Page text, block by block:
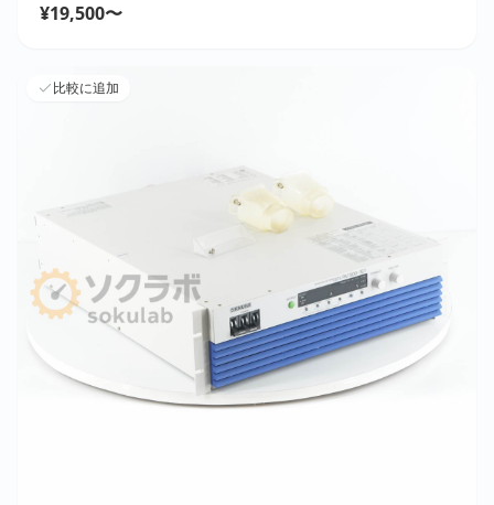
¥19,500〜
比較に追加